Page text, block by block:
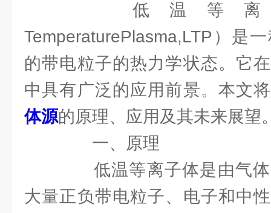
低温等离
TemperaturePlasma,LTP）是
的带电粒子的热力学状态。它
中具有广泛的应用前景。本文
体源的原理、应用及其未来展望
一、原理
低温等离子体是由气体
大量正负带电粒子、电子和中